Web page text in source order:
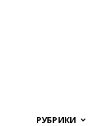
РУБРИКИ